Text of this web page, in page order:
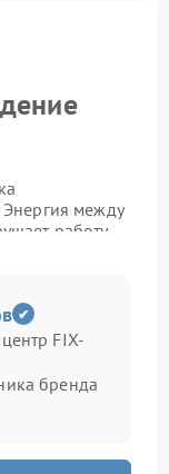
между
работу
по
раза;
FIX-
бренда